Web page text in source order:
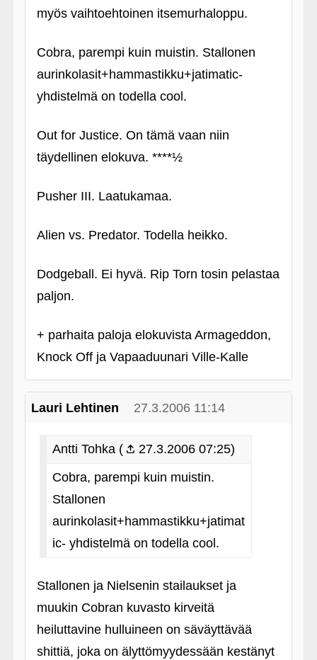
myös vaihtoehtoinen itsemurhaloppu.
Cobra, parempi kuin muistin. Stallonen
aurinkolasit+hammastikku+jatimatic-
yhdistelmä on todella cool.
Out for Justice. On tämä vaan niin
täydellinen elokuva. ****½
Pusher III. Laatukamaa.
Alien vs. Predator. Todella heikko.
Dodgeball. Ei hyvä. Rip Torn tosin pelastaa
paljon.
+ parhaita paloja elokuvista Armageddon,
Knock Off ja Vapaaduunari Ville-Kalle
Lauri Lehtinen 27.3.2006 11:14
Antti Tohka (
27.3.2006 07:25)
Cobra, parempi kuin muistin.
Stallonen
aurinkolasit+hammastikku+jatimat
ic- yhdistelmä on todella cool.
Stallonen ja Nielsenin stailaukset ja
muukin Cobran kuvasto kirveitä
heiluttavine hulluineen on säväyttävää
shittiä, joka on älyttömyydessään kestänyt